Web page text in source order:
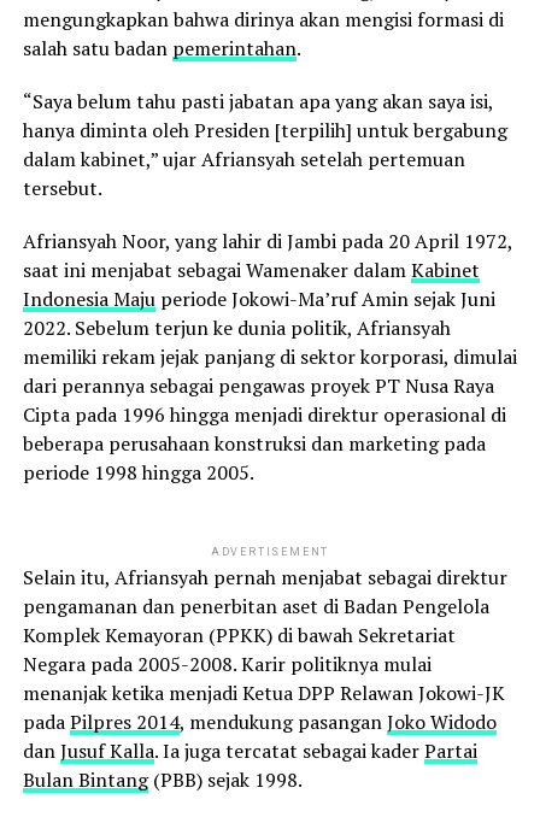
mengungkapkan bahwa dirinya akan mengisi formasi di
salah satu badan pemerintahan.
“Saya belum tahu pasti jabatan apa yang akan saya isi,
hanya diminta oleh Presiden [terpilih] untuk bergabung
dalam kabinet,” ujar Afriansyah setelah pertemuan
tersebut.
Afriansyah Noor, yang lahir di Jambi pada 20 April 1972,
saat ini menjabat sebagai Wamenaker dalamKabinet
Indonesia Majuperiode Jokowi-Ma’ruf Amin sejak Juni
2022. Sebelum terjun ke dunia politik, Afriansyah
memiliki rekam jejak panjang di sektor korporasi, dimulai
dari perannya sebagai pengawas proyek PT Nusa Raya
Cipta pada 1996 hingga menjadi direktur operasional di
beberapa perusahaan konstruksi dan marketing pada
periode 1998 hingga 2005.
ADVERTISEMENT
Selain itu, Afriansyah pernah menjabat sebagai direktur
pengamanan dan penerbitan aset di Badan Pengelola
Komplek Kemayoran (PPKK) di bawah Sekretariat
Negara pada 2005-2008. Karir politiknya mulai
menanjak ketika menjadi Ketua DPP Relawan Jokowi-JK
padaPilpres 2014, mendukung pasanganJoko Widodo
danJusuf Kalla. Ia juga tercatat sebagai kaderPartai
Bulan Bintang(PBB) sejak 1998.